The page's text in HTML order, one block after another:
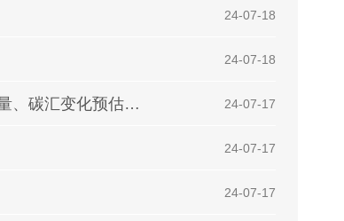
| 24-07-18
| 24-07-18
林业科学 | 刘世荣院士：碳中和目标下中国森林碳储量、碳汇变化预估与潜力提升途径 | 24-07-17
| 24-07-17
| 24-07-17